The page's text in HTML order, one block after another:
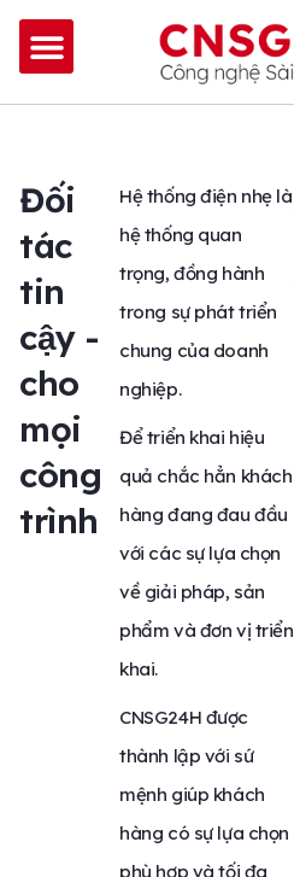
Đối
tác
tin
cậy -
cho
mọi
công
trình
Hệ thống điện nhẹ là
hệ thống quan
trọng, đồng hành
trong sự phát triển
chung của doanh
nghiệp.
Để triển khai hiệu
quả chắc hẳn khách
hàng đang đau đầu
với các sự lựa chọn
về giải pháp, sản
phẩm và đơn vị triển
khai.
CNSG24H được
thành lập với sứ
mệnh giúp khách
hàng có sự lựa chọn
phù hợp và tối đa